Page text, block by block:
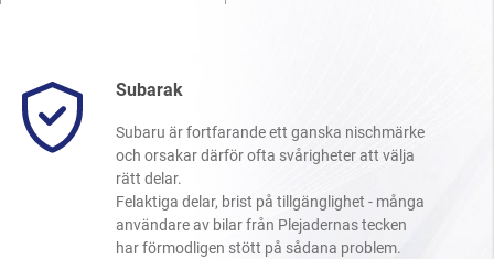
Subarak
Subaru är fortfarande ett ganska nischmärke
och orsakar därför ofta svårigheter att välja
rätt delar.
Felaktiga delar, brist på tillgänglighet - många
användare av bilar från Plejadernas tecken
har förmodligen stött på sådana problem.